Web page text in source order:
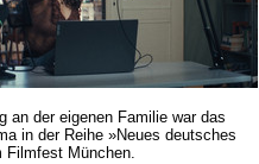
an der eigenen Familie war das
in der Reihe »Neues deutsches
Filmfest München.